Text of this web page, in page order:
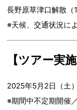
長野原草津口解散（
※天候、交通状況に
【ツアー実施
2025年5月2日（土
※期間中不定期開催